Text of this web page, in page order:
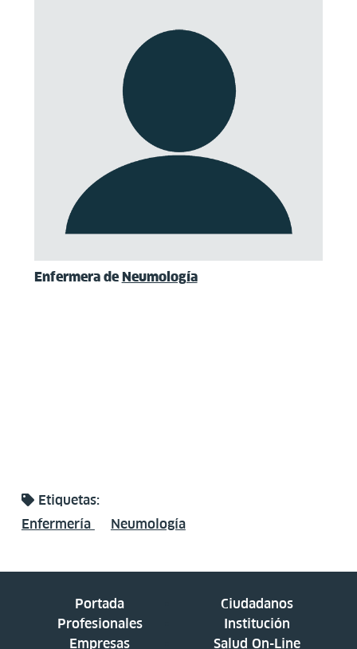
Enfermera de Neumología
Etiquetas:
Enfermería
Neumología
Portada
Ciudadanos
Profesionales
Institución
Empresas
Salud On-Line